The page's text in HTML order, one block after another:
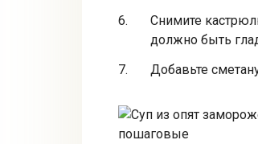
Снимите
должно быть
Добавьте